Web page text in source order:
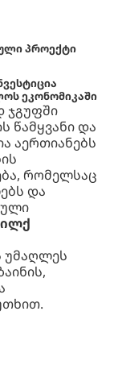
პროექტი
ეკონომიკაში
ჯგუფში
წამყვანი და
აერთიანებს
რომელსაც
და
უმაღლეს